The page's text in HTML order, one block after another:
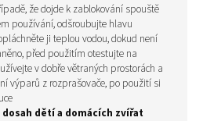
že dojde k zablokování spouště
používání, odšroubujte hlavu
ji teplou vodou, dokud není
před použitím otestujte na
v dobře větraných prostorách a
výparů z rozprašovače, po použití si
dětí a domácích zvířat